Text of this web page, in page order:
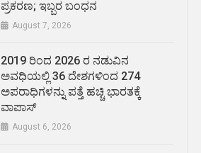
ಪ್ರಕರಣ; ಇಬ್ಬರ ಬಂಧನ
August 7, 2026
2019 ರಿಂದ 2026 ರ ನಡುವಿನ
ಅವಧಿಯಲ್ಲಿ 36 ದೇಶಗಳಿಂದ 274
ಅಪರಾಧಿಗಳನ್ನು ಪತ್ತೆ ಹಚ್ಚಿ ಭಾರತಕ್ಕೆ
ವಾಪಾಸ್
August 6, 2026